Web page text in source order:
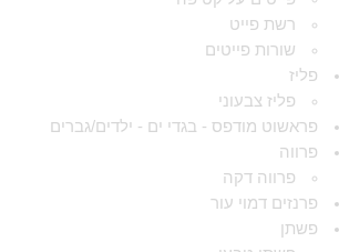
רשת פייט
שורות פייטים
פליז
פליז צבעוני
פראשוט מודפס - בגדי ים - ילדים/גברים
פרווה
פרווה דקה
פרנזים דמוי עור
פשתן